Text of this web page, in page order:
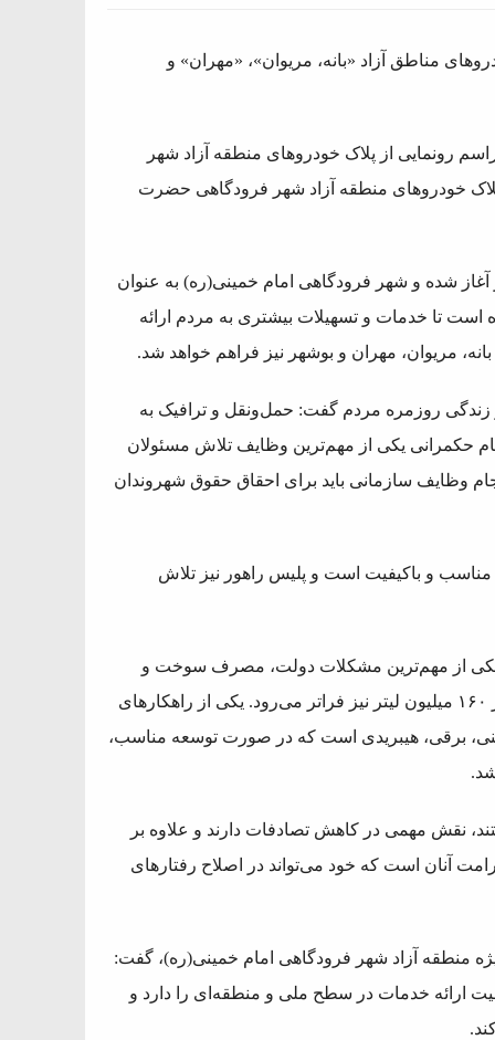
مناطق آزاد «بانه، مریوان»، «مهران» و
رونمایی از پلاک خودروهای منطقه آزاد شهر
خودروهای منطقه آزاد شهر فرودگاهی حضرت
شده و شهر فرودگاهی امام خمینی(ره) به عنوان
است تا خدمات و تسهیلات بیشتری به مردم ارائه
مریوان، مهران و بوشهر نیز فراهم خواهد شد.
زندگی روزمره مردم گفت: حمل‌ونقل و ترافیک به
حکمرانی یکی از مهم‌ترین وظایف تلاش مسئولان
وظایف سازمانی باید برای احقاق حقوق شهروندان
و باکیفیت است و پلیس راهور نیز تلاش
از مهم‌ترین مشکلات دولت، مصرف سوخت و
بنزین است به‌گونه‌ای که در برخی روزها میزان مصرف روزانه از ۱۶۰ میلیون لیتر نیز فراتر می‌رود. یکی از راهکارهای
برقی، هیبریدی است که در صورت توسعه مناسب،
نقش مهمی در کاهش تصادفات دارند و علاوه بر
آنان است که خود می‌تواند در اصلاح رفتارهای
منطقه آزاد شهر فرودگاهی امام خمینی(ره)، گفت:
ارائه خدمات در سطح ملی و منطقه‌ای را دارد و